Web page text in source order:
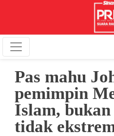
Pas mahu
pemimpin
Islam,
tidak